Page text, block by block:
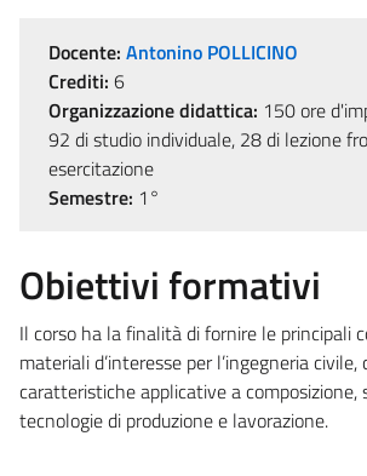
Docente: Antonino POLLICINO
Crediti: 6
Organizzazione didattica: 150 ore
92 di studio individuale, 28 di lezione
esercitazione
Semestre: 1°
Obiettivi formativi
Il corso ha la finalità di fornire le principali
materiali d’interesse per l’ingegneria
caratteristiche applicative a composizione,
tecnologie di produzione e lavorazione.